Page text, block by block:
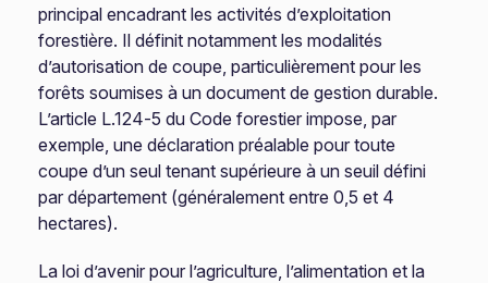
principal encadrant les activités d’exploitation
forestière. Il définit notamment les modalités
d’autorisation de coupe, particulièrement pour les
forêts soumises à un document de gestion durable.
L’article L.124-5 du Code forestier impose, par
exemple, une déclaration préalable pour toute
coupe d’un seul tenant supérieure à un seuil défini
par département (généralement entre 0,5 et 4
hectares).
La loi d’avenir pour l’agriculture, l’alimentation et la